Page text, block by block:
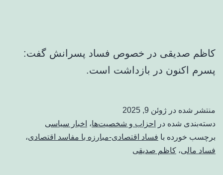
کاظم صدیقی در خصوص فساد پسرانش گفت:
پسرم اکنون در بازداشت است.
منتشر شده در ژوئن 9, 2025
دسته‌بندی شده در
احزاب و شخصیت‌ها، اخبار سیاسی
برچسب خورده با فساد اقتصادی-مبارزه با مفاسد اقتصادی،
فساد مالی، کاظم صدیقی